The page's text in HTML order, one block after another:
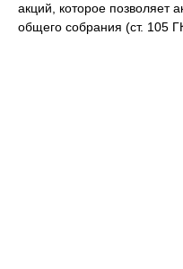
акций, которое позволяет
общего собрания (ст. 105